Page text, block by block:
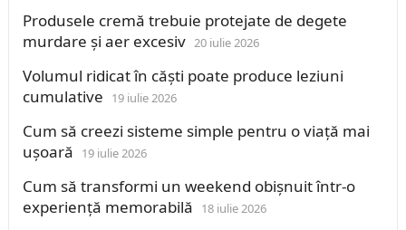
Produsele cremă trebuie protejate de degete
murdare și aer excesiv 20 iulie 2026
Volumul ridicat în căști poate produce leziuni
cumulative
19 iulie 2026
Cum să creezi sisteme simple pentru o viață mai
ușoară
19 iulie 2026
Cum să transformi un weekend obișnuit într-o
experiență memorabilă
18 iulie 2026